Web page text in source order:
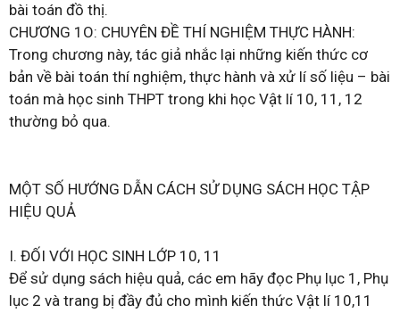
bài toán đồ thị.
CHƯƠNG 1O: CHUYÊN ĐỀ THÍ NGHIỆM THỰC HÀNH:
Trong chương này, tác giả nhắc lại những kiến thức cơ
bản về bài toán thí nghiệm, thực hành và xử lí số liệu – bài
toán mà học sinh THPT trong khi học Vật lí 10, 11, 12
thường bỏ qua.
MỘT SỐ HƯỚNG DẪN CÁCH SỬ DỤNG SÁCH HỌC TẬP
HIỆU QUẢ
I. ĐỐI VỚI HỌC SINH LỚP 10, 11
Để sử dụng sách hiệu quả, các em hãy đọc Phụ lục 1, Phụ
lục 2 và trang bị đầy đủ cho mình kiến thức Vật lí 10,11